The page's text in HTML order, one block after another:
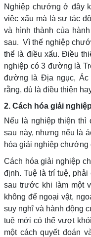
Nghiệp chướng ở đây
việc xấu mà là sự tác
và hình thành của
sau. Vì thế nghiệp
thể là điều xấu. Điều
nghiệp có 3 đường là
đường là Địa ngục, Ác
rằng, dù là điều thiện
2. Cách hóa giải
Nếu là nghiệp thiện
sau này, nhưng nếu là
hóa giải nghiệp chướng
Cách hóa giải nghiệp
định. Tuệ là trí tuệ,
sau trước khi làm một
không để ngoại vật,
suy nghĩ và hành động
tuệ mới có thể vượt
một cách quyết đoán